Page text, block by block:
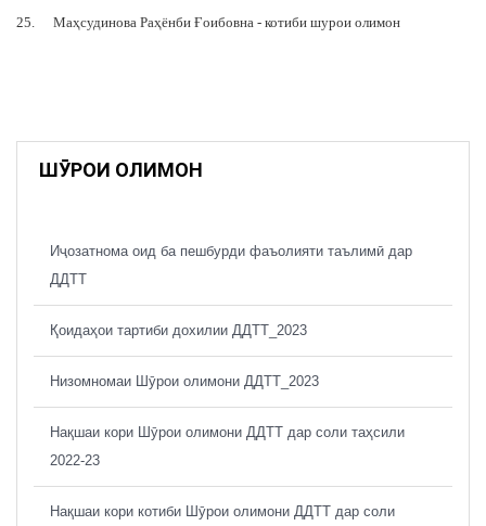
25. Маҳсудинова Раҳёнби Ғоибовна - котиби шурои олимон
ШӮРОИ ОЛИМОН
Иҷозатнома оид ба пешбурди фаъолияти таълимӣ дар
ДДТТ
Қоидаҳои тартиби дохилии ДДТТ_2023
Низомномаи Шӯрои олимони ДДТТ_2023
Нақшаи кори Шӯрои олимони ДДТТ дар соли таҳсили
2022-23
Нақшаи кори котиби Шӯрои олимони ДДТТ дар соли